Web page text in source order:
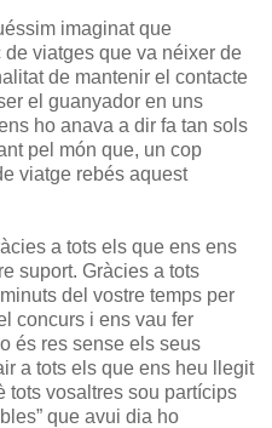
imaginat que
de viatges que va néixer de
de mantenir el contacte
el guanyador en uns
ho anava a dir fa tan sols
pel món que, un cop
viatge rebés aquest
a tots els que ens ens
suport. Gràcies a tots
del vostre temps per
concurs i ens vau fer
és res sense els seus
a tots els que ens heu llegit
tots vosaltres sou partícips
que avui dia ho